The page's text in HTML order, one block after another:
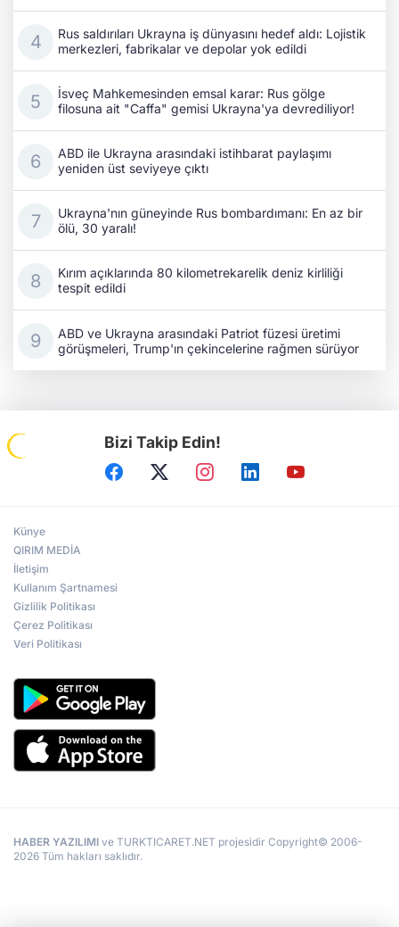
Rus saldırıları Ukrayna iş dünyasını hedef aldı: Lojistik
merkezleri, fabrikalar ve depolar yok edildi
İsveç Mahkemesinden emsal karar: Rus gölge
filosuna ait "Caffa" gemisi Ukrayna'ya devrediliyor!
ABD ile Ukrayna arasındaki istihbarat paylaşımı
yeniden üst seviyeye çıktı
Ukrayna'nın güneyinde Rus bombardımanı: En az bir
ölü, 30 yaralı!
Kırım açıklarında 80 kilometrekarelik deniz kirliliği
tespit edildi
ABD ve Ukrayna arasındaki Patriot füzesi üretimi
görüşmeleri, Trump'ın çekincelerine rağmen sürüyor
Bizi Takip Edin!
Künye
QIRIM MEDİA
İletişim
Kullanım Şartnamesi
Gizlilik Politikası
Çerez Politikası
Veri Politikası
HABER YAZILIMI ve TURKTICARET.NET projesidir Copyright© 2006-
2026 Tüm hakları saklıdır.